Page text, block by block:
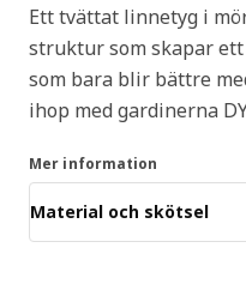
Ett tvättat linnetyg i
struktur som skapar
som bara blir bättre
ihop med gardinerna
Mer information
Material och skötsel